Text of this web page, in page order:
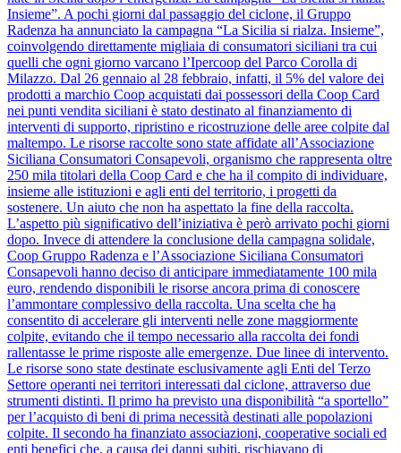
Insieme”. A pochi giorni dal passaggio del ciclone, il Gruppo
Radenza ha annunciato la campagna “La Sicilia si rialza. Insieme”,
coinvolgendo direttamente migliaia di consumatori siciliani tra cui
quelli che ogni giorno varcano l’Ipercoop del Parco Corolla di
Milazzo. Dal 26 gennaio al 28 febbraio, infatti, il 5% del valore dei
prodotti a marchio Coop acquistati dai possessori della Coop Card
nei punti vendita siciliani è stato destinato al finanziamento di
interventi di supporto, ripristino e ricostruzione delle aree colpite dal
maltempo. Le risorse raccolte sono state affidate all’Associazione
Siciliana Consumatori Consapevoli, organismo che rappresenta oltre
250 mila titolari della Coop Card e che ha il compito di individuare,
insieme alle istituzioni e agli enti del territorio, i progetti da
sostenere. Un aiuto che non ha aspettato la fine della raccolta.
L’aspetto più significativo dell’iniziativa è però arrivato pochi giorni
dopo. Invece di attendere la conclusione della campagna solidale,
Coop Gruppo Radenza e l’Associazione Siciliana Consumatori
Consapevoli hanno deciso di anticipare immediatamente 100 mila
euro, rendendo disponibili le risorse ancora prima di conoscere
l’ammontare complessivo della raccolta. Una scelta che ha
consentito di accelerare gli interventi nelle zone maggiormente
colpite, evitando che il tempo necessario alla raccolta dei fondi
rallentasse le prime risposte alle emergenze. Due linee di intervento.
Le risorse sono state destinate esclusivamente agli Enti del Terzo
Settore operanti nei territori interessati dal ciclone, attraverso due
strumenti distinti. Il primo ha previsto una disponibilità “a sportello”
per l’acquisto di beni di prima necessità destinati alle popolazioni
colpite. Il secondo ha finanziato associazioni, cooperative sociali ed
enti benefici che, a causa dei danni subiti, rischiavano di